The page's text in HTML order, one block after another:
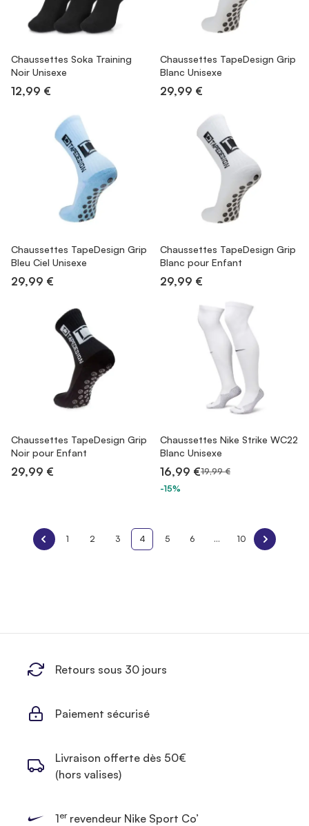
Chaussettes Soka Training
Noir Unisexe
12,99 €
Chaussettes TapeDesign Grip
Blanc Unisexe
29,99 €
Chaussettes TapeDesign Grip
Bleu Ciel Unisexe
29,99 €
Chaussettes TapeDesign Grip
Blanc pour Enfant
29,99 €
Chaussettes TapeDesign Grip
Noir pour Enfant
29,99 €
Chaussettes Nike Strike WC22
Blanc Unisexe
16,99 €19,99 €
-15%
1 2 3 4 5 6 ... 10
Retours sous 30 jours
Paiement sécurisé
Livraison offerte dès 50€
(hors valises)
1errevendeur Nike Sport Co’